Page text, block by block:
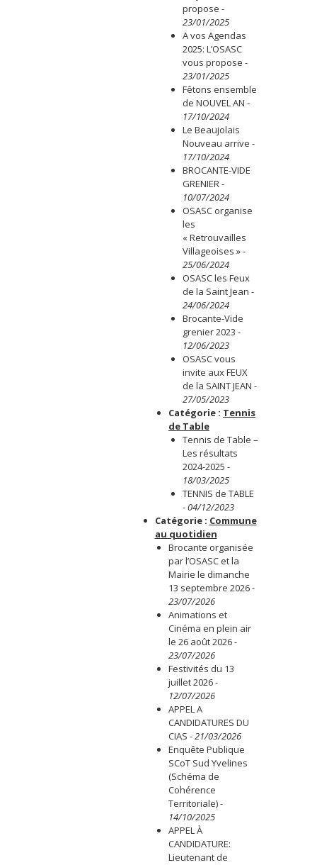
propose -
23/01/2025
A vos Agendas
2025: L’OSASC
vous propose -
23/01/2025
Fêtons ensemble
de NOUVEL AN -
17/10/2024
Le Beaujolais
Nouveau arrive -
17/10/2024
BROCANTE-VIDE
GRENIER-
10/07/2024
OSASC organise
les
« Retrouvailles
Villageoises »-
25/06/2024
OSASC les Feux
de la Saint Jean -
24/06/2024
Brocante-Vide
grenier 2023 -
12/06/2023
OSASC vous
invite aux FEUX
de la SAINT JEAN -
27/05/2023
Catégorie : Tennis
de Table
Tennis de Table –
Les résultats
2024-2025 -
18/03/2025
TENNIS de TABLE
-04/12/2023
Catégorie : Commune
au quotidien
Brocante organisée
par l’OSASC et la
Mairie le dimanche
13 septembre 2026-
23/07/2026
Animations et
Cinéma en plein air
le 26 août 2026-
23/07/2026
Festivités du 13
juillet 2026-
12/07/2026
APPEL A
CANDIDATURES DU
CIAS -21/03/2026
Enquête Publique
SCoT Sud Yvelines
(Schéma de
Cohérence
Territoriale)-
14/10/2025
APPEL À
CANDIDATURE:
Lieutenant de